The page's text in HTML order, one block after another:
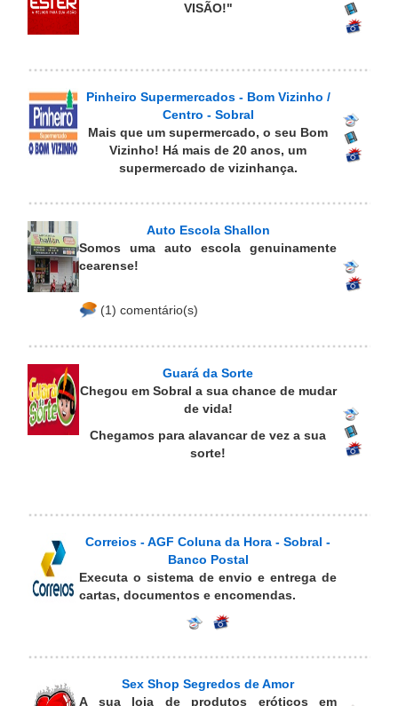
VISÃO!"
Pinheiro Supermercados - Bom Vizinho /
Centro - Sobral
Mais que um supermercado, o seu Bom
Vizinho! Há mais de 20 anos, um
supermercado de vizinhança.
Auto Escola Shallon
Somos uma auto escola genuinamente
cearense!
(1) comentário(s)
Guará da Sorte
Chegou em Sobral a sua chance de mudar
de vida!
Chegamos para alavancar de vez a sua
sorte!
Correios - AGF Coluna da Hora - Sobral -
Banco Postal
Executa o sistema de envio e entrega de
cartas, documentos e encomendas.
Sex Shop Segredos de Amor
A sua loja de produtos eróticos em